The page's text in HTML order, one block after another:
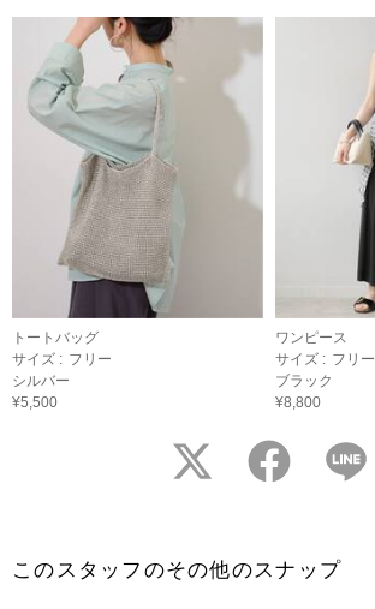
トートバッグ
サイズ : フリー
シルバー
¥5,500
ワンピース
サイズ : フリー
ブラック
¥8,800
twitter facebook
このスタッフのその他のスナップ